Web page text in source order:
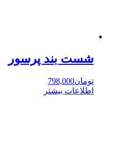
شست بند پرسور
تومان798,000
اطلاعات بیشتر